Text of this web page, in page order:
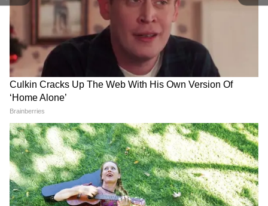
যা এটিকে দেশের সর্বাধিক বিক্রিত গাড়িতে
পরিণত করেছে
এটি ৮.৬৯ লক্ষ থেকে ১৩.০৩ লক্ষ টাকা (এক্স-
4
8